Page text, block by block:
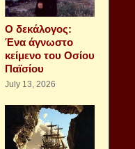
Ο δεκάλογος:
Ένα άγνωστο
κείμενο του Οσίου
Παϊσίου
July 13, 2026